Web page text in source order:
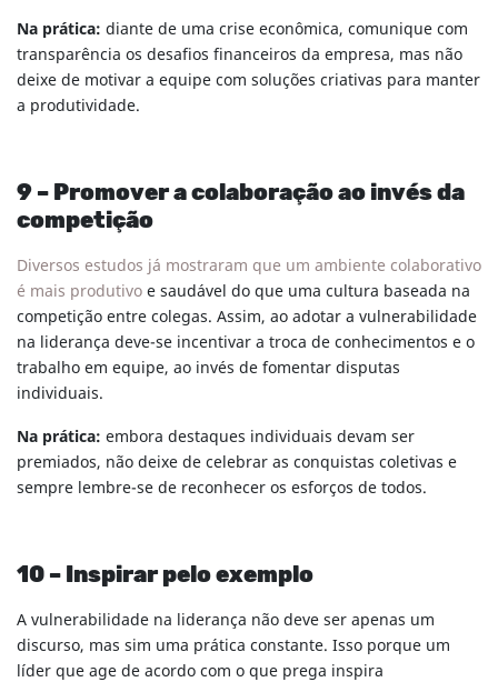
Na prática: diante de uma crise econômica, comunique com
transparência os desafios financeiros da empresa, mas não
deixe de motivar a equipe com soluções criativas para manter
a produtividade.
9 – Promover a colaboração ao invés da
competição
Diversos estudos já mostraram que um ambiente colaborativo
é mais produtivoe saudável do que uma cultura baseada na
competição entre colegas. Assim, ao adotar a vulnerabilidade
na liderança deve-se incentivar a troca de conhecimentos e o
trabalho em equipe, ao invés de fomentar disputas
individuais.
Na prática: embora destaques individuais devam ser
premiados, não deixe de celebrar as conquistas coletivas e
sempre lembre-se de reconhecer os esforços de todos.
10 – Inspirar pelo exemplo
A vulnerabilidade na liderança não deve ser apenas um
discurso, mas sim uma prática constante. Isso porque um
líder que age de acordo com o que prega inspira